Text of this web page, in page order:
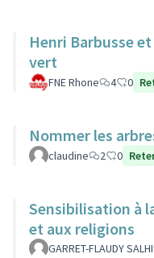
Henri Barbusse
vert
FNE Rhone 4 0
Nommer les
claudine 2 0
Sensibilisation à la
et aux religions
GARRET-FLAUDY SALHI